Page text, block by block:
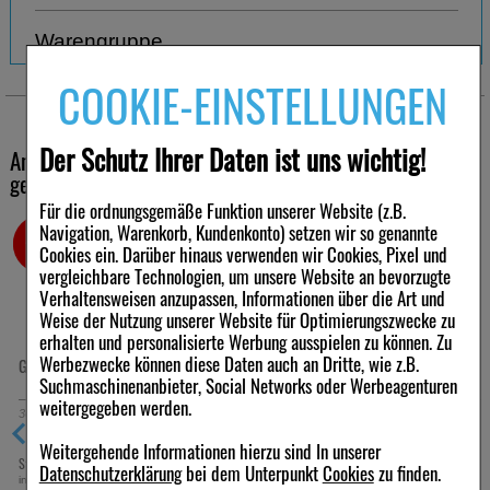
COOKIE-EINSTELLUNGEN
Der Schutz Ihrer Daten ist uns wichtig!
Für die ordnungsgemäße Funktion unserer Website (z.B.
Navigation, Warenkorb, Kundenkonto) setzen wir so genannte
Cookies ein. Darüber hinaus verwenden wir Cookies, Pixel und
vergleichbare Technologien, um unsere Website an bevorzugte
Verhaltensweisen anzupassen, Informationen über die Art und
Weise der Nutzung unserer Website für Optimierungszwecke zu
erhalten und personalisierte Werbung ausspielen zu können. Zu
Werbezwecke können diese Daten auch an Dritte, wie z.B.
Suchmaschinenanbieter, Social Networks oder Werbeagenturen
weitergegeben werden.
Weitergehende Informationen hierzu sind In unserer
Datenschutzerklärungbei dem UnterpunktCookieszu finden.
Warengruppe
Andere Kunden haben ebenfalls folgende Produkte
gekauft
GINKGO BILOBA HEVERT Tabletten
300 St Tabletten
47,94 €
Statt: 49,99 €²
inkl. MwSt zzgl.Versand
-4%
HALITA Mundspülung
13,57 €
UVP: 14,32 €³
inkl. MwSt zzgl.Versand
-5%